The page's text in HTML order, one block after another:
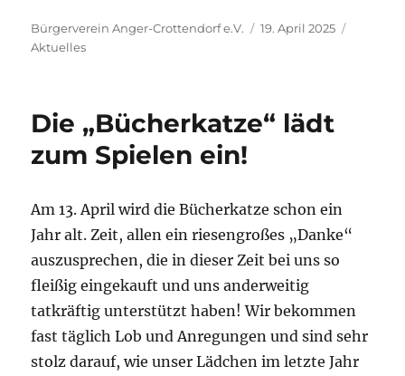
Autor
Bürgerverein Anger-Crottendorf e.V.
Veröffentlicht
19. April 2025
Aktuelles
Die „Bücherkatze“ lädt
zum Spielen ein!
Am 13. April wird die Bücherkatze schon ein
Jahr alt. Zeit, allen ein riesengroßes „Danke“
auszusprechen, die in dieser Zeit bei uns so
fleißig eingekauft und uns anderweitig
tatkräftig unterstützt haben! Wir bekommen
fast täglich Lob und Anregungen und sind sehr
stolz darauf, wie unser Lädchen im letzte Jahr